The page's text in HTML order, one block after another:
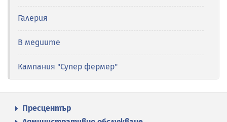
Галерия
В медиите
Кампания "Супер фермер"
Пресцентър